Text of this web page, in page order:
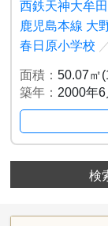
西鉄天神大牟
鹿児島本線 大
春日原小学校 ／
面積：50.07㎡
築年： 2000年6
検